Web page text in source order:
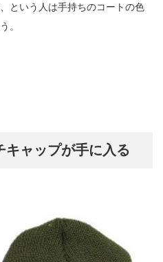
という人は手持ちのコートの色
。
キャップが手に入る